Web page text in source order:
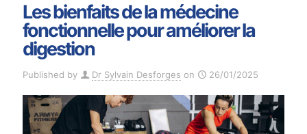
Les bienfaits de la médecine
fonctionnelle pour améliorer la
digestion
Published by Dr Sylvain Desforges on 26/01/2025